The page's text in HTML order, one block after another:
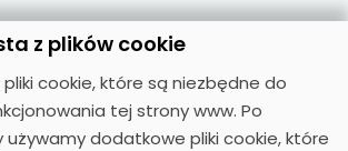
z plików cookie
cookie, które są niezbędne do
tej strony www. Po
używamy dodatkowe pliki cookie, które